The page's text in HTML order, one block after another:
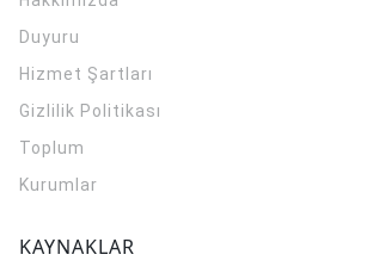
Duyuru
Hizmet Şartları
Gizlilik Politikası
Toplum
Kurumlar
KAYNAKLAR